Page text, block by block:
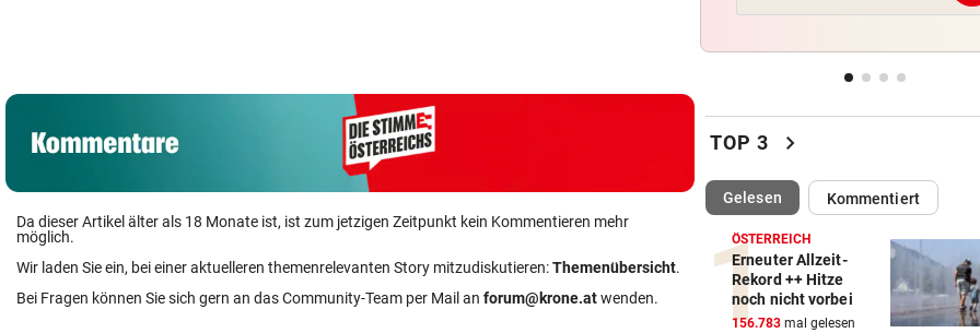
Da dieser Artikel älter als 18 Monate ist, ist zum jetzigen Zeitpunkt kein Kommentieren mehr
möglich.
Wir laden Sie ein, bei einer aktuelleren themenrelevanten Story mitzudiskutieren:Themenübersicht.
Bei Fragen können Sie sich gern an das Community-Team per Mail an forum@krone.atwenden.
„Habe Fiakerlied mit dem
Wacker fordert den großen
Aufstiegsfavoriten
FIFA IN DER KRITIK
Wie Infantino jetzt in den
Angriffsmodus schaltet
LEIPZIGS SEIWALD vor
„Er ist wie der Liebling aller
TOP 3 chevron_right
Gelesen(ausgewählt)Kommentiert
ÖSTERREICH
Erneuter Allzeit-
Rekord ++ Hitze
noch nicht vorbei
156.783 mal gelesen